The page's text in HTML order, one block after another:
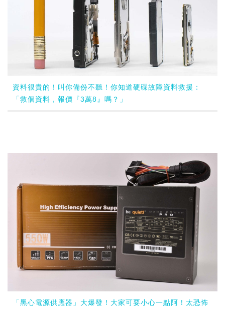
資料很貴的！叫你備份不聽！你知道硬碟故障資料救援：
「救個資料，報價『3萬8』嗎？」
「黑心電源供應器」大爆發！大家可要小心一點阿！太恐怖